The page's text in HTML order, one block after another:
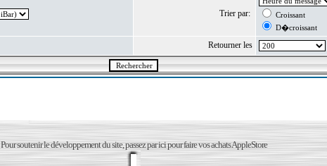
Trier par:
Croissant
D�croissant
Retourner les
Pour soutenir le développement du site, passez par ici pour faire vos achats AppleStore